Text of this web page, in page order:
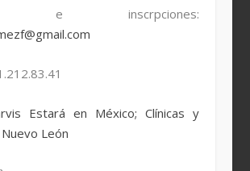
e inscrpciones:
Estará en México; Clínicas y
León